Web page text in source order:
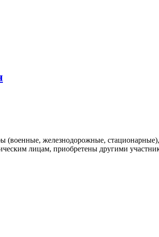
(военные, железнодорожные,
лицам, приобретены другими